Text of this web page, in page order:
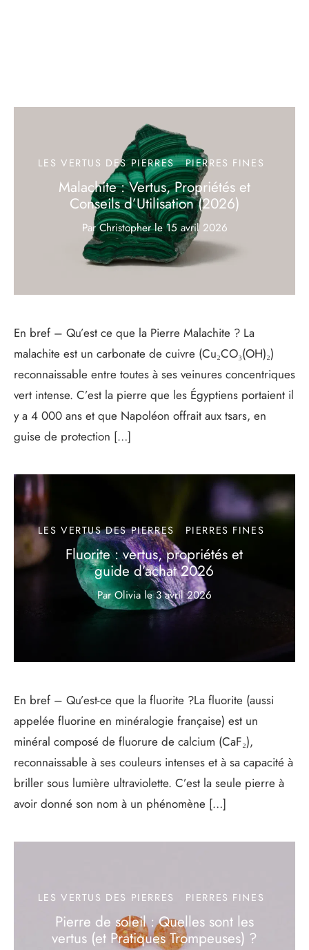
LES VERTUS DES PIERRES PIERRES FINES
Malachite : Vertus, Propriétés et
Conseils d’Utilisation (2026)
Par Christopherle15 avril 2026
En bref – Qu’est ce que la Pierre Malachite ? La
malachite est un carbonate de cuivre (Cu₂CO₃(OH)₂)
reconnaissable entre toutes à ses veinures concentriques
vert intense. C’est la pierre que les Égyptiens portaient il
y a 4 000 ans et que Napoléon offrait aux tsars, en
guise de protection […]
LES VERTUS DES PIERRES PIERRES FINES
Fluorite : vertus, propriétés et
guide d’achat 2026
Par Olivia le3 avril 2026
En bref – Qu’est-ce que la fluorite ?La fluorite (aussi
appelée fluorine en minéralogie française) est un
minéral composé de fluorure de calcium (CaF₂),
reconnaissable à ses couleurs intenses et à sa capacité à
briller sous lumière ultraviolette. C’est la seule pierre à
avoir donné son nom à un phénomène […]
LES VERTUS DES PIERRES PIERRES FINES
Pierre de soleil : Quelles sont les
vertus (et Pratiques Trompeuses) ?